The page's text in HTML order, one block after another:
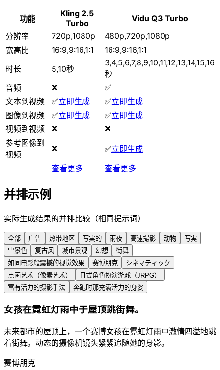
功能
Kling 2.5
Turbo
Vidu Q3 Turbo
分辨率
720p,1080p
480p,720p,1080p
宽高比
16:9,9:16,1:1
16:9,9:16,1:1
时长
5,10秒
3,4,5,6,7,8,9,10,11,12,13,14,15,16
秒
音频
❌
✅
文本到视频
✅立即生成 ✅立即生成
图像到视频
✅立即生成 ✅立即生成
视频到视频
❌
❌
参考图像到
视频
❌ ✅立即生成
查看更多
查看更多
并排示例
实际生成结果的并排比较（相同提示词）
全部 广告 热带地区 写実的 雨夜 高速撮影 动物
写実
雪景色
复古风 城市景观 幻想
街舞
如同电影般震撼的视觉效果
赛博朋克
シネマティック
点画艺术（像素艺术）
日式角色扮演游戏（JRPG）
富有活力的摄影手法
奔跑时那充满活力的身姿
女孩在霓虹灯雨中于屋顶跳街舞。
未来都市的屋顶上，一个赛博女孩在霓虹灯雨中激情四溢地跳
着街舞。动态的摄像机镜头紧紧追随她的身影。
赛博朋克